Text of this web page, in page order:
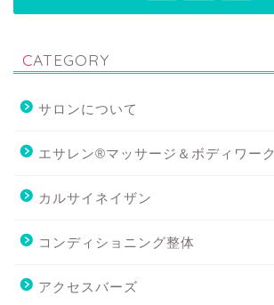
CATEGORY
サロンについて
エサレン®マッサージ＆ボディワーク
カルサイネイザン
コンディショニング整体
アクセスバーズ